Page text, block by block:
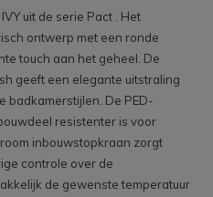
uit de serie Pact . Het
ontwerp met een ronde
touch aan het geheel. De
geeft een elegante uitstraling
badkamerstijlen. De PED-
resistenter is voor
inbouwstopkraan zorgt
controle over de
de gewenste temperatuur